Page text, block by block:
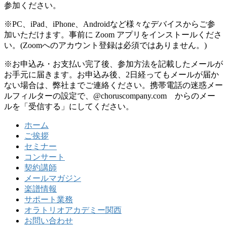
参加ください。
※PC、iPad、iPhone、Androidなど様々なデバイスからご参
加いただけます。事前に Zoom アプリをインストールくださ
い。(Zoomへのアカウント登録は必須ではありません。)
※お申込み・お支払い完了後、参加方法を記載したメールが
お手元に届きます。お申込み後、2日経ってもメールが届か
ない場合は、弊社までご連絡ください。携帯電話の迷惑メー
ルフィルターの設定で、@choruscompany.com からのメー
ルを「受信する」にしてください。
ホーム
ご挨拶
セミナー
コンサート
契約講師
メールマガジン
楽譜情報
サポート業務
オラトリオアカデミー関西
お問い合わせ